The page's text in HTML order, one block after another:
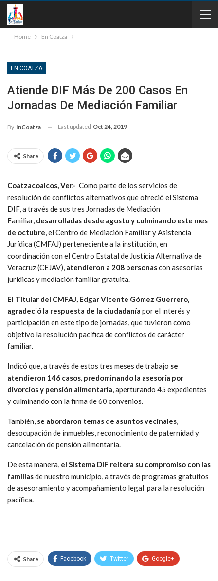
Home En Coatza
EN COATZA
Atiende DIF Más De 200 Casos En
Jornadas De Mediación Familiar
By InCoatza Last updated Oct 24, 2019
Share
Coatzacoalcos, Ver.- Como parte de los servicios de
resolución de conflictos alternativos que ofreció el Sistema
DIF, a través de sus tres Jornadas de Mediación
Familiar, desarrolladas desde agosto y culminando este mes
de octubre, el Centro de Mediación Familiar y Asistencia
Jurídica (CMFAJ) perteneciente a la institución, en
coordinación con el Centro Estatal de Justicia Alternativa de
Veracruz (CEJAV), atendieron a 208 personascon asesorías
jurídicas y mediación familiar gratuita.
El Titular del CMFAJ, Edgar Vicente Gómez Guerrero,
agradeció la respuesta de la ciudadanía por el interés y
participación en este tipo de jornadas, que tuvieron como
objetivo la resolución pacífica de conflictos de carácter
familiar.
Indicó que, a través de estos tres meses de trabajo se
atendieron 146 casos, predominando la asesoría por
divorcios y pensión alimentaria, aperturando 45 expedientes
y culminando con la firma de 60 convenios.
También, se abordaron temas de asuntos vecinales,
desocupación de inmuebles, reconocimiento de paternidad y
cancelación de pensión alimentaria.
De esta manera, el Sistema DIF reitera su compromiso con las
familiasde nuestro municipio, a través de programas gratuitos
de asesoramiento y acompañamiento legal, para la resolución
pacífica.
Share Facebook Twitter Google+